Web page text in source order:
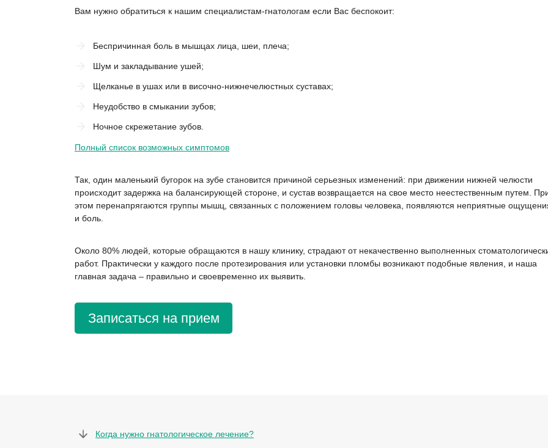
Вам нужно обратиться к нашим специалистам-гнатологам если Вас беспокоит:
Беспричинная боль в мышцах лица, шеи, плеча;
Шум и закладывание ушей;
Щелканье в ушах или в височно-нижнечелюстных суставах;
Неудобство в смыкании зубов;
Ночное скрежетание зубов.
Полный список возможных симптомов
Так, один маленький бугорок на зубе становится причиной серьезных изменений: при движении нижней челюсти
происходит задержка на балансирующей стороне, и сустав возвращается на свое место неестественным путем.
этом перенапрягаются группы мышц, связанных с положением головы человека, появляются неприятные
и боль.
Около 80% людей, которые обращаются в нашу клинику, страдают от некачественно выполненных
работ. Практически у каждого после протезирования или установки пломбы возникают подобные явления, и наша
главная задача – правильно и своевременно их выявить.
Записаться на прием
Когда нужно гнатологическое лечение?